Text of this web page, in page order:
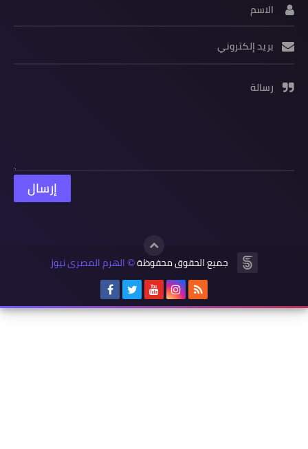
الاسم
بريد إلكتروني
رسالة
جميع الحقوق محفوظة© الهرم المصرى نيوز